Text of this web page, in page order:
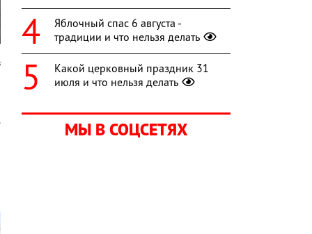
Яблочный спас 6 августа -
традиции и что нельзя делать
Какой церковный праздник 31
июля и что нельзя делать
МЫ В СОЦСЕТЯХ